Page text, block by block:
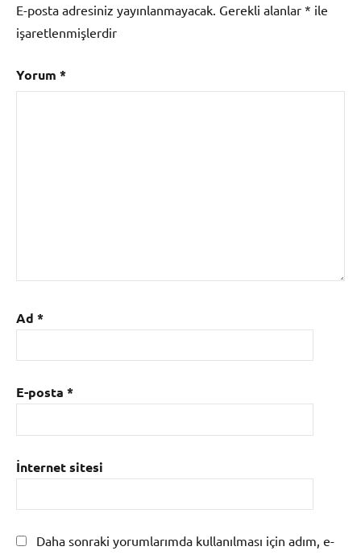
E-posta adresiniz yayınlanmayacak. Gerekli alanlar * ile
işaretlenmişlerdir
Yorum *
Ad *
E-posta *
İnternet sitesi
Daha sonraki yorumlarımda kullanılması için adım, e-